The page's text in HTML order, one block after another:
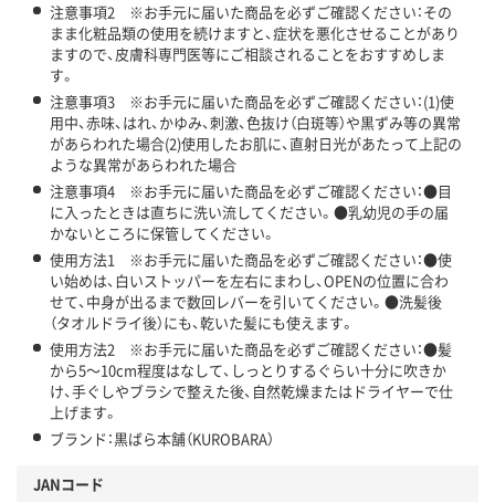
注意事項2 ※お手元に届いた商品を必ずご確認ください：その
まま化粧品類の使用を続けますと、症状を悪化させることがあり
ますので、皮膚科専門医等にご相談されることをおすすめしま
す。
注意事項3 ※お手元に届いた商品を必ずご確認ください：(1)使
用中、赤味、はれ、かゆみ、刺激、色抜け（白斑等）や黒ずみ等の異常
があらわれた場合(2)使用したお肌に、直射日光があたって上記の
ような異常があらわれた場合
注意事項4 ※お手元に届いた商品を必ずご確認ください：●目
に入ったときは直ちに洗い流してください。●乳幼児の手の届
かないところに保管してください。
使用方法1 ※お手元に届いた商品を必ずご確認ください：●使
い始めは、白いストッパーを左右にまわし、OPENの位置に合わ
せて、中身が出るまで数回レバーを引いてください。●洗髪後
（タオルドライ後）にも、乾いた髪にも使えます。
使用方法2 ※お手元に届いた商品を必ずご確認ください：●髪
から5～10cm程度はなして、しっとりするぐらい十分に吹きか
け、手ぐしやブラシで整えた後、自然乾燥またはドライヤーで仕
上げます。
ブランド：黒ばら本舗（KUROBARA）
JANコード